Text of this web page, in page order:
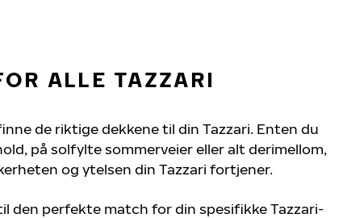
ALLE TAZZARI
de riktige dekkene til din Tazzari. Enten du
på solfylte sommerveier eller alt derimellom,
og ytelsen din Tazzari fortjener.
den perfekte match for din spesifikke Tazzari-